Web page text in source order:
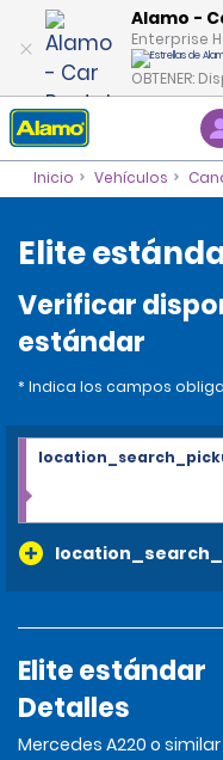
Alamo -
Enterprise
OBTENER:
Inicio Vehículos
Elite
Verificar
estándar
* Indica los campos
Elite estándar
Detalles
Mercedes A220 o similar